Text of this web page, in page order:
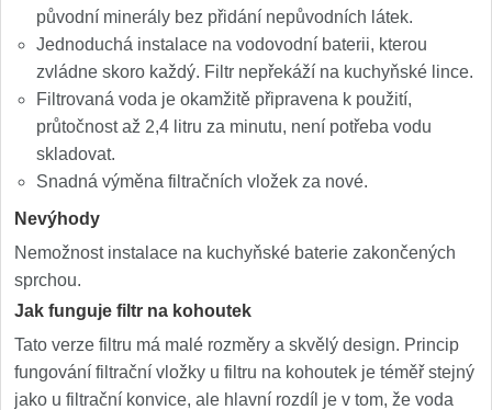
původní minerály bez přidání nepůvodních látek.
Jednoduchá instalace na vodovodní baterii, kterou
zvládne skoro každý. Filtr nepřekáží na kuchyňské lince.
Filtrovaná voda je okamžitě připravena k použití,
průtočnost až 2,4 litru za minutu, není potřeba vodu
skladovat.
Snadná výměna filtračních vložek za nové.
Nevýhody
Nemožnost instalace na kuchyňské baterie zakončených
sprchou.
Jak funguje filtr na kohoutek
Tato verze filtru má malé rozměry a skvělý design. Princip
fungování filtrační vložky u filtru na kohoutek je téměř stejný
jako u filtrační konvice, ale hlavní rozdíl je v tom, že voda